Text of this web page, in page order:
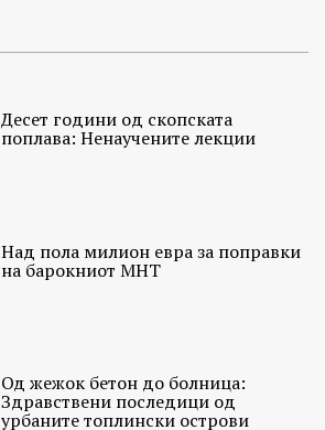
Десет години од скопската
поплава: Ненаучените лекции
Над пола милион евра за поправки
на барокниот МНТ
Од жежок бетон до болница:
Здравствени последици од
урбаните топлински острови